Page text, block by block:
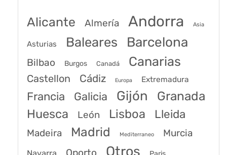
Alicante Almería Andorra Asia
Asturias Baleares Barcelona
Bilbao Burgos Canadá Canarias
Castellon Cádiz Europa Extremadura
Francia Galicia Gijón Granada
Huesca León Lisboa Lleida
Madeira Madrid Mediterraneo Murcia
Otros